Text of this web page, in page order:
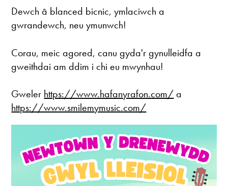
Dewch â blanced bicnic, ymlaciwch a
gwrandewch, neu ymunwch!
Corau, meic agored, canu gyda'r gynulleidfa a
gweithdai am ddim i chi eu mwynhau!
Gweler https://www.hafanyrafon.com/a
https://www.smilemymusic.com/